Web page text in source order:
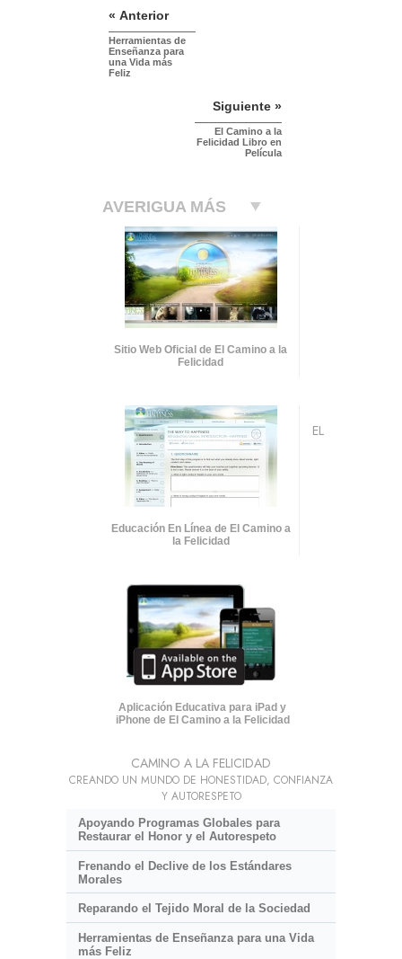
« Anterior
Herramientas de
Enseñanza para
una Vida más
Feliz
Siguiente »
El Camino a la
Felicidad Libro en
Película
AVERIGUA MÁS
Sitio Web Oficial de El Camino a la
Felicidad
Educación En Línea de El Camino a
la Felicidad
Aplicación Educativa para iPad y
iPhone de El Camino a la Felicidad
EL
CAMINO A LA FELICIDAD
CREANDO UN MUNDO DE HONESTIDAD, CONFIANZA
Y AUTORESPETO
Apoyando Programas Globales para
Restaurar el Honor y el Autorespeto
Frenando el Declive de los Estándares
Morales
Reparando el Tejido Moral de la Sociedad
Herramientas de Enseñanza para una Vida
más Feliz